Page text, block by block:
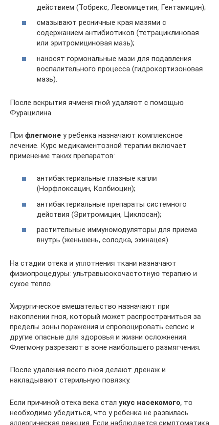
действием (Тобрекс, Левомицетин, Гентамицин);
смазывают ресничные края мазями с
содержанием антибиотиков (тетрациклиновая
или эритромициновая мазь);
наносят гормональные мази для подавления
воспалительного процесса (гидрокортизоновая
мазь).
После вскрытия ячменя гной удаляют с помощью
Фурацилина.
При флегмоне у ребенка назначают комплексное
лечение. Курс медикаментозной терапии включает
применение таких препаратов:
антибактериальные глазные капли
(Норфлоксацин, Колбиоцин);
антибактериальные препараты системного
действия (Эритромицин, Циклосан);
растительные иммуномодуляторы для приема
внутрь (женьшень, солодка, эхинацея).
На стадии отека и уплотнения ткани назначают
физиопроцедуры: ультравысокочастотную терапию и
сухое тепло.
Хирургическое вмешательство назначают при
накоплении гноя, который может распространиться за
пределы зоны поражения и спровоцировать сепсис и
другие опасные для здоровья и жизни осложнения.
Флегмону разрезают в зоне наибольшего размягчения.
После удаления всего гноя делают дренаж и
накладывают стерильную повязку.
Если причиной отека века стал укус насекомого, то
необходимо убедиться, что у ребенка не развилась
аллергическая реакция. Если наблюдается симптоматика